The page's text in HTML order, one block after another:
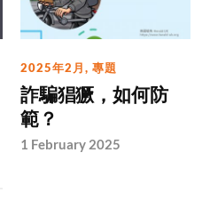
2025年2月,專題
詐騙猖獗，如何防
範？
1 February 2025